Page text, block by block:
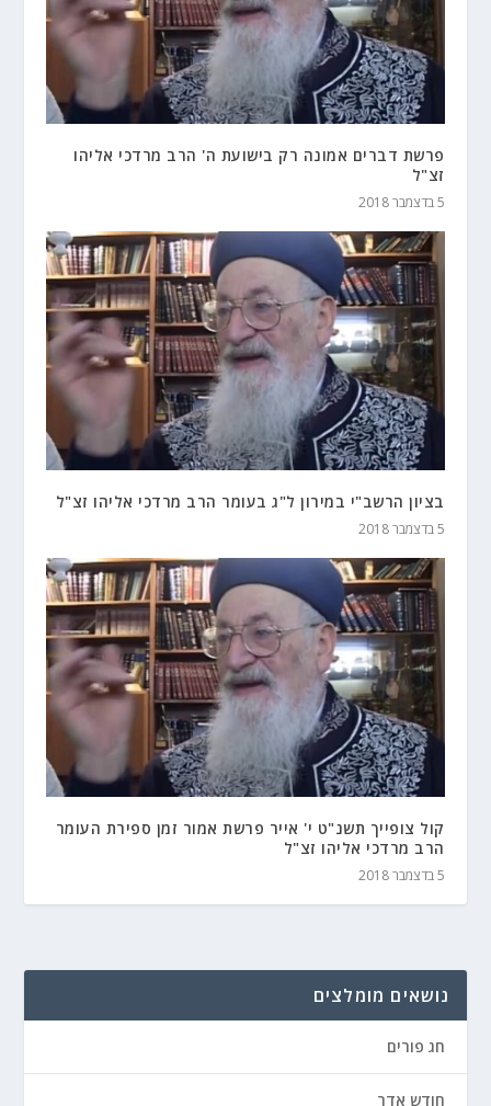
פרשת דברים אמונה רק בישועת ה' הרב מרדכי אליהו
זצ"ל
5 בדצמבר 2018
בציון הרשב"י במירון ל"ג בעומר הרב מרדכי אליהו זצ"ל
5 בדצמבר 2018
קול צופייך תשנ"ט י' אייר פרשת אמור זמן ספירת העומר
הרב מרדכי אליהו זצ"ל
5 בדצמבר 2018
נושאים מומלצים
חג פורים
חודש אדר